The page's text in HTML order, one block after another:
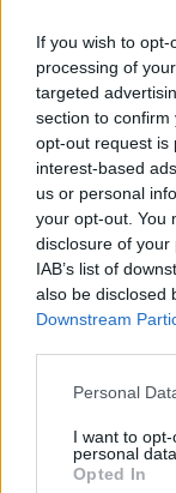
If you wish to
processing of
targeted
section to
opt-out request is
interest-based
us or personal
your opt-out. You
disclosure of
IAB’s list of
also be disclosed
Downstream
Personal
I want to
personal data.
Opted In
στον
«Μέσω της
περιβάλλον,
αναπτύξει
κόσμου, η
σχέση με το
και την
προκλήσεων
στιγμή»